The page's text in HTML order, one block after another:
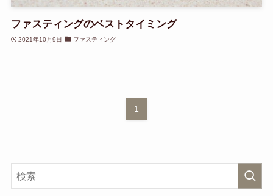
ファスティングのベストタイミング
2021年10月9日 ファスティング
1